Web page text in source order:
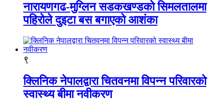
नारायणगढ-मुग्लिन सडकखण्डको सिमलतालमा
पहिरोले दुइटा बस बगाएको आशंका
९
क्लिनिक नेपालद्वारा चितवनमा विपन्न परिवारको
स्वास्थ्य बीमा नवीकरण